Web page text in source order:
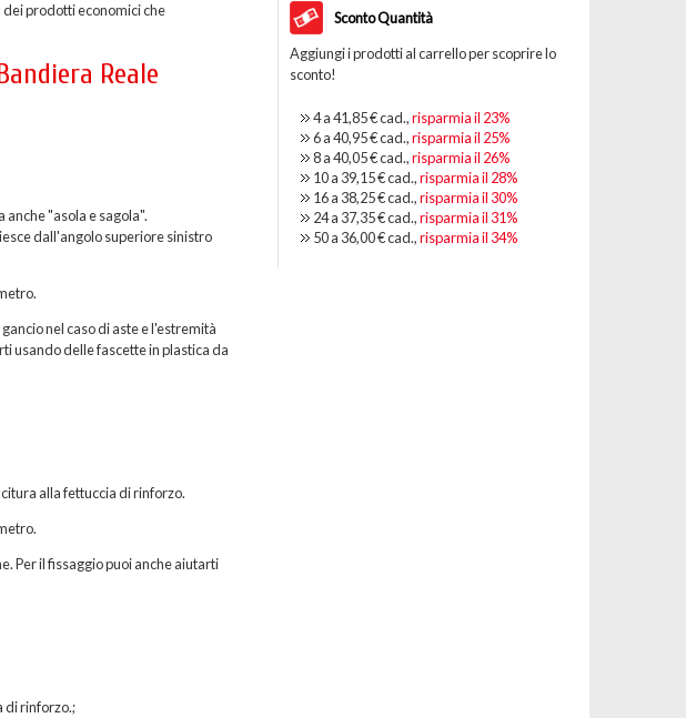
Sconto Quantità
Aggiungi i prodotti al carrello per scoprire lo
sconto!
4 a41,85 €cad.,risparmia il 23%
6 a40,95 €cad.,risparmia il 25%
8 a40,05 €cad.,risparmia il 26%
10 a 39,15 €cad.,risparmia il 28%
16 a 38,25 €cad.,risparmia il 30%
24 a 37,35 €cad.,risparmia il 31%
50 a 36,00 €cad.,risparmia il 34%
prodotti economici che
Reale
"asola e sagola".
dall'angolo superiore sinistro
nel caso di aste e l'estremità
usando delle fascette in plastica da
alla fettuccia di rinforzo.
Per il fissaggio puoi anche aiutarti
di rinforzo.;